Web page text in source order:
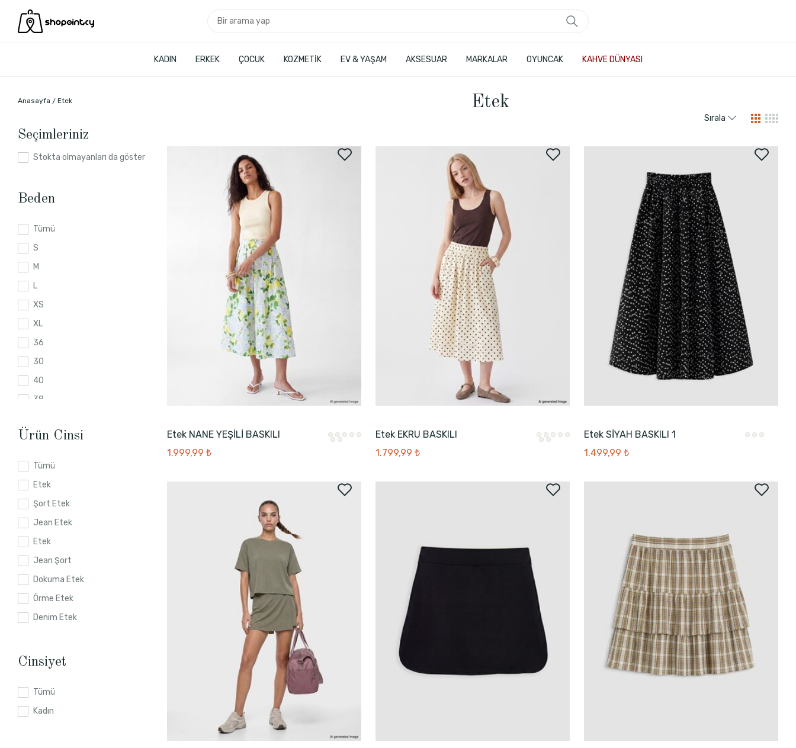
KADIN ERKEK ÇOCUK KOZMETİK EV & YAŞAM AKSESUAR MARKALAR OYUNCAK KAHVE DÜNYASI
Anasayfa Etek Etek
Seçimleriniz
Stokta olmayanları da göster
Beden
Tümü
S
M
L
XS
XL
36
30
40
38
34
40
Ürün Cinsi
Tümü
Etek
Şort Etek
Jean Etek
Etek
Jean Şort
Dokuma Etek
Örme Etek
Denim Etek
Cinsiyet
Tümü
Kadın
Sırala
Etek NANE YEŞİLİ BASKILI
1.999,99 ₺
Etek EKRU BASKILI
1.799,99 ₺
Etek SİYAH BASKILI 1
1.499,99 ₺